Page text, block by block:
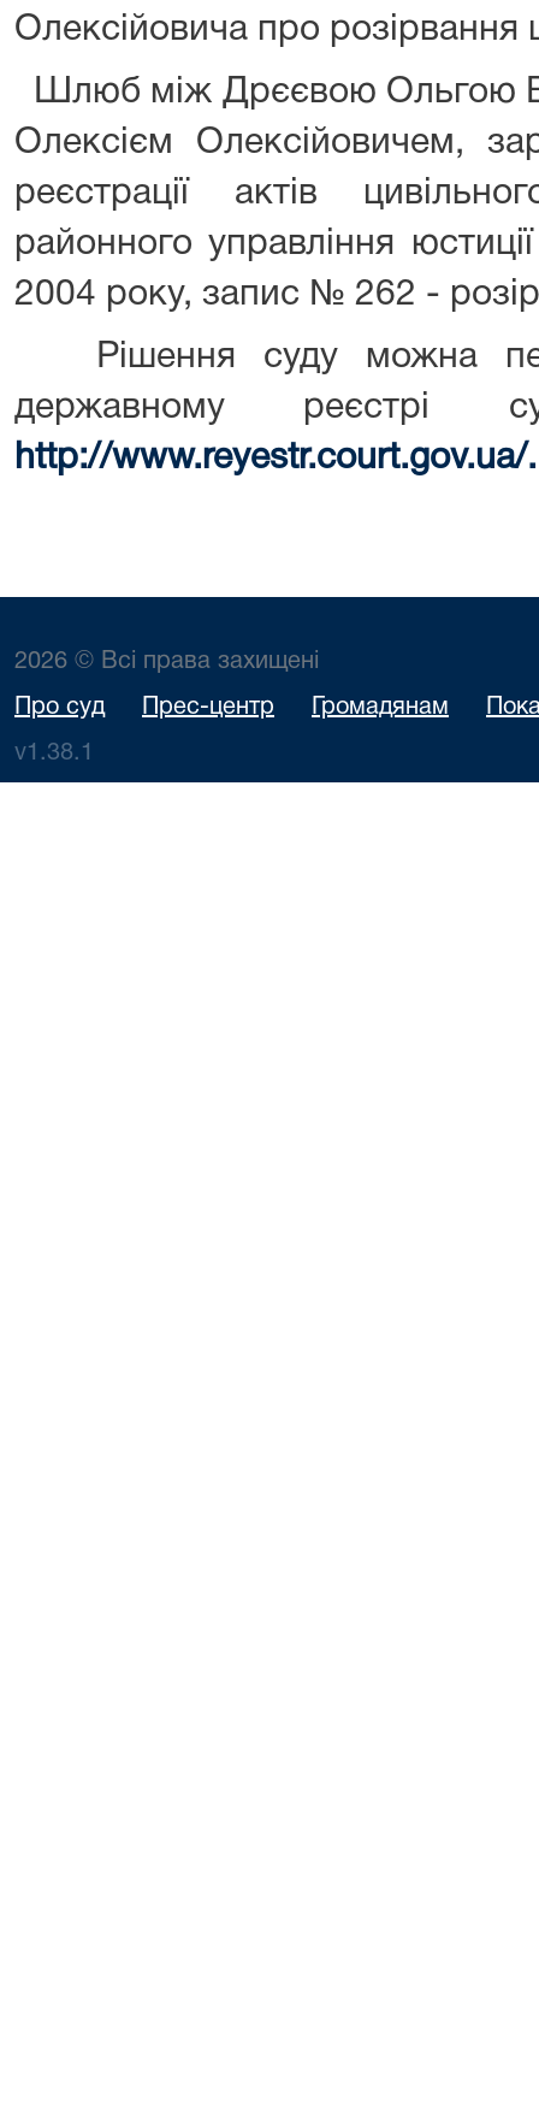
Олексійовича про
Шлюб між Дрєєвою Ольгою
Олексієм Олексійовичем,
реєстрації актів
районного управління
2004 року, запис № 262 -
Рішення суду можна
державному реєстрі
http://www.reyestr.court.gov.ua/.
2026 © Всі права захищені
Про суд Прес-центр Громадянам
v1.38.1